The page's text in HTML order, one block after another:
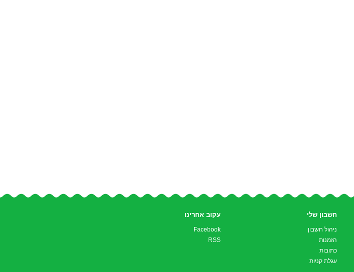
חשבון שלי
ניהול חשבון
הזמנות
כתובות
עגלת קניות
עקוב אחרינו
Facebook
RSS